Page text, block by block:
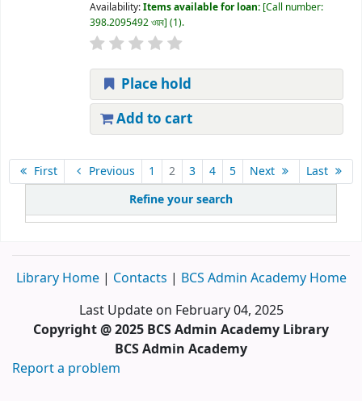
Refine your search
Availability:Items available for loan: Call number:
398.2095492 ওয়ব (1).
Place hold
Add to cart
First Previous 1 2 3 4 5 Next Last
Library Home | Contacts | BCS Admin Academy Home
Last Update on February 04, 2025
Copyright @ 2025 BCS Admin Academy Library
BCS Admin Academy
Report a problem